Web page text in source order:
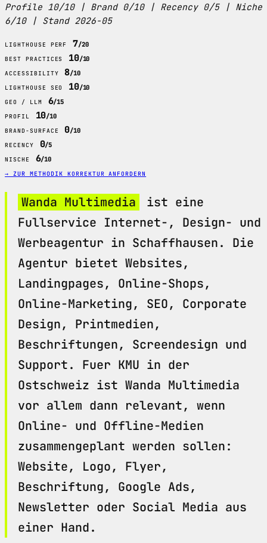
Profile 10/10 | Brand 0/10 | Recency 0/5 | Niche
6/10 | Stand 2026-05
LIGHTHOUSE PERF 7/20
BEST PRACTICES 10/10
ACCESSIBILITY 8/10
LIGHTHOUSE SEO 10/10
GEO / LLM 6/15
PROFIL 10/10
BRAND-SURFACE 0/10
RECENCY 0/5
NISCHE 6/10
→ ZUR METHODIK KORREKTUR ANFORDERN
Wanda Multimedia
ist eine
Fullservice Internet-, Design- und
Werbeagentur in Schaffhausen. Die
Agentur bietet Websites,
Landingpages, Online-Shops,
Online-Marketing, SEO, Corporate
Design, Printmedien,
Beschriftungen, Screendesign und
Support. Fuer KMU in der
Ostschweiz ist Wanda Multimedia
vor allem dann relevant, wenn
Online- und Offline-Medien
zusammengeplant werden sollen:
Website, Logo, Flyer,
Beschriftung, Google Ads,
Newsletter oder Social Media aus
einer Hand.